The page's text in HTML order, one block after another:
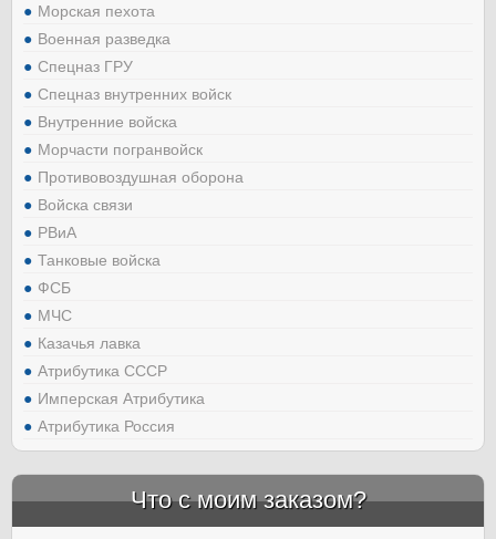
Морская пехота
Военная разведка
Спецназ ГРУ
Спецназ внутренних войск
Внутренние войска
Морчасти погранвойск
Противовоздушная оборона
Войска связи
РВиА
Танковые войска
ФСБ
МЧС
Казачья лавка
Атрибутика СССР
Имперская Атрибутика
Атрибутика Россия
Что с моим заказом?